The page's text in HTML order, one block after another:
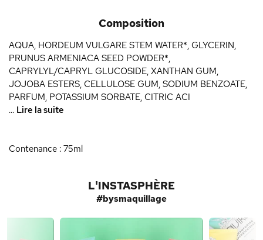
Composition
AQUA, HORDEUM VULGARE STEM WATER*, GLYCERIN,
PRUNUS ARMENIACA SEED POWDER*,
CAPRYLYL/CAPRYL GLUCOSIDE, XANTHAN GUM,
JOJOBA ESTERS, CELLULOSE GUM, SODIUM BENZOATE,
PARFUM, POTASSIUM SORBATE, CITRIC ACI
... Lire la suite
Contenance : 75ml
L'INSTASPHÈRE
#bysmaquillage